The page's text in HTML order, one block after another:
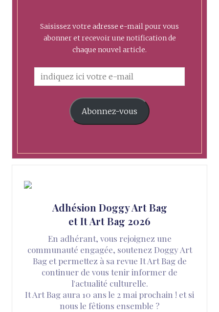
Saisissez votre adresse e-mail pour vous
abonner et recevoir une notification de
chaque nouvel article.
Abonnez-vous
Adhésion Doggy Art Bag
et It Art Bag 2026
En adhérant, vous rejoignez une
communauté engagée, soutenez Doggy Art
Bag et permettez à sa revue It Art Bag de
continuer de vous tenir informer de
l'actualité culturelle.
It Art Bag aura 10 ans le 2 mai prochain ! et si
nous le fêtions ensemble ?